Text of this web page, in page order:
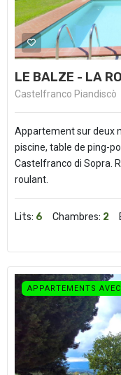
LE BALZE - LA
Castelfranco Piandiscò
Appartement sur deux
piscine, table de ping-
Castelfranco di Sopra.
roulant.
Lits: 6 Chambres: 2
APPARTEMENTS